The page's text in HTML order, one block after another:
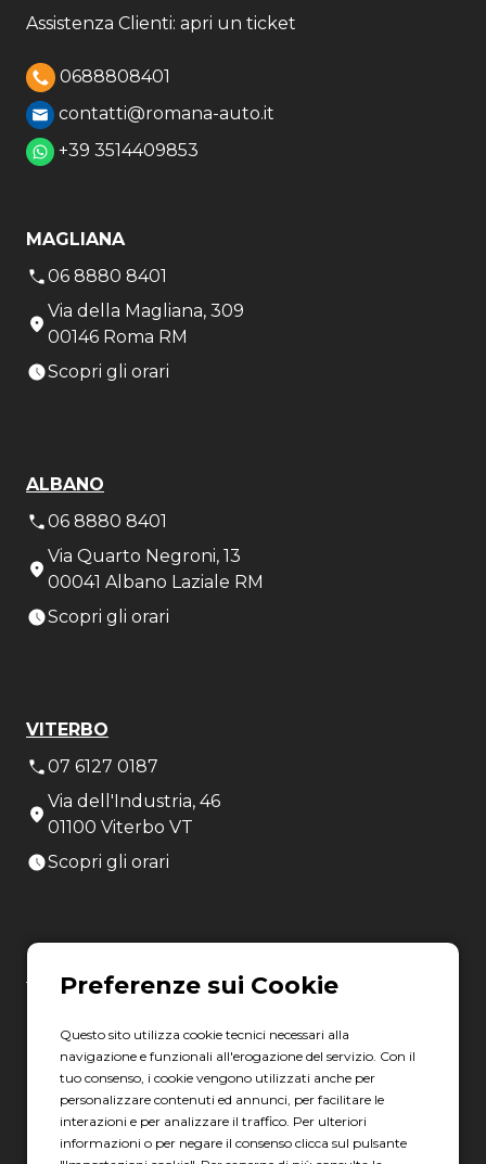
Assistenza Clienti: apri un ticket
0688808401
contatti@romana-auto.it
+39 3514409853
MAGLIANA
06 8880 8401
Via della Magliana, 309
00146 Roma RM
Scopri gli orari
ALBANO
06 8880 8401
Via Quarto Negroni, 13
00041 Albano Laziale RM
Scopri gli orari
VITERBO
07 6127 0187
Via dell'Industria, 46
01100 Viterbo VT
Scopri gli orari
LATINA
Via Torre la Felce, 41/bis
04010 Latina LT
Scopri gli orari
Questo sito utilizza cookie tecnici necessari alla
navigazione e funzionali all'erogazione del servizio. Con il
tuo consenso, i cookie vengono utilizzati anche per
personalizzare contenuti ed annunci, per facilitare le
interazioni e per analizzare il traffico. Per ulteriori
informazioni o per negare il consenso clicca sul pulsante